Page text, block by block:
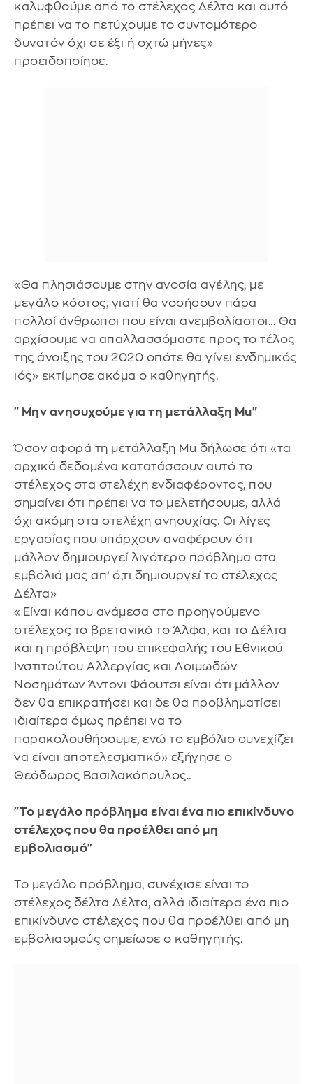
καλυφθούμε από το στέλεχος Δέλτα και αυτό
πρέπει να το πετύχουμε το συντομότερο
δυνατόν όχι σε έξι ή οχτώ μήνες»
προειδοποίησε.
«Θα πλησιάσουμε στην ανοσία αγέλης, με
μεγάλο κόστος, γιατί θα νοσήσουν πάρα
πολλοί άνθρωποι που είναι ανεμβολίαστοι... Θα
αρχίσουμε να απαλλασσόμαστε προς το τέλος
της άνοιξης του 2020 οπότε θα γίνει ενδημικός
ιός» εκτίμησε ακόμα ο καθηγητής.
"Μην ανησυχούμε για τη μετάλλαξη Mu"
Όσον αφορά τη μετάλλαξη Mu δήλωσε ότι «τα
αρχικά δεδομένα κατατάσσουν αυτό το
στέλεχος στα στελέχη ενδιαφέροντος, που
σημαίνει ότι πρέπει να το μελετήσουμε, αλλά
όχι ακόμη στα στελέχη ανησυχίας. Οι λίγες
εργασίας που υπάρχουν αναφέρουν ότι
μάλλον δημιουργεί λιγότερο πρόβλημα στα
εμβόλιά μας απ’ ό,τι δημιουργεί το στέλεχος
Δέλτα»
«Είναι κάπου ανάμεσα στο προηγούμενο
στέλεχος το βρετανικό το Άλφα, και το Δέλτα
και η πρόβλεψη του επικεφαλής του Εθνικού
Ινστιτούτου Αλλεργίας και Λοιμωδών
Νοσημάτων Άντονι Φάουτσι είναι ότι μάλλον
δεν θα επικρατήσει και δε θα προβληματίσει
ιδιαίτερα όμως πρέπει να το
παρακολουθήσουμε, ενώ το εμβόλιο συνεχίζει
να είναι αποτελεσματικό» εξήγησε ο
Θεόδωρος Βασιλακόπουλος..
"Το μεγάλο πρόβλημα είναι ένα πιο επικίνδυνο
στέλεχος που θα προέλθει από μη
εμβολιασμό"
Το μεγάλο πρόβλημα, συνέχισε είναι το
στέλεχος δέλτα Δέλτα, αλλά ιδιαίτερα ένα πιο
επικίνδυνο στέλεχος που θα προέλθει από μη
εμβολιασμούς σημείωσε ο καθηγητής.